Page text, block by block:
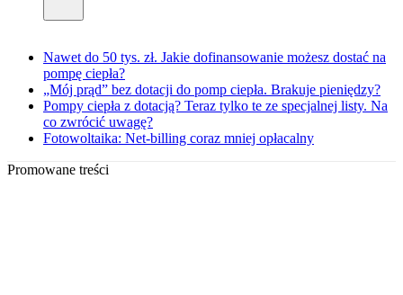
Nawet do 50 tys. zł. Jakie dofinansowanie możesz dostać na
pompę ciepła?
„Mój prąd” bez dotacji do pomp ciepła. Brakuje pieniędzy?
Pompy ciepła z dotacją? Teraz tylko te ze specjalnej listy. Na
co zwrócić uwagę?
Fotowoltaika: Net-billing coraz mniej opłacalny
Promowane treści